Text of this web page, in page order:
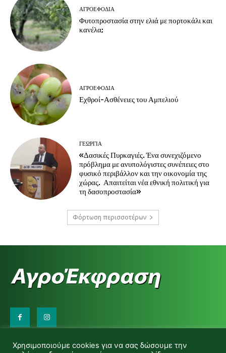
ΑΓΡΟΕΦΌΔΙΑ
Φυτοπροστασία στην ελιά με πορτοκάλι και
κανέλα;
ΑΓΡΟΕΦΌΔΙΑ
Εχθροί-Ασθένειες του Αμπελιού
ΓΕΩΡΓΊΑ
«Δασικές Πυρκαγιές. Ένα συνεχιζόμενο
πρόβλημα με ανυπολόγιστες συνέπειες στο
φυσικό περιβάλλον και την οικονομία της
χώρας. Απαιτείται νέα εθνική πολιτική για
τη δασοπροστασία»
Φόρτωση περισσοτέρων
d.makas@yahoo.gr
Χρησιμοποιούμε cookies για να σας δώσουμε την